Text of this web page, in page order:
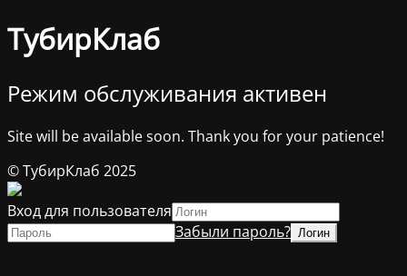
ТубирКлаб
Режим обслуживания активен
Site will be available soon. Thank you for your patience!
© ТубирКлаб 2025
Вход для пользователя
Забыли пароль?